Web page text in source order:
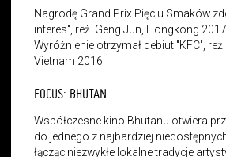
Nagrodę Grand Prix Pięciu Smaków
interes", reż. Geng Jun, Hongkong 2017
Wyróżnienie otrzymał debiut "KFC",
Vietnam 2016
FOCUS: BHUTAN
Współczesne kino Bhutanu otwiera
do jednego z najbardziej
łącząc niezwykłe lokalne tradycje